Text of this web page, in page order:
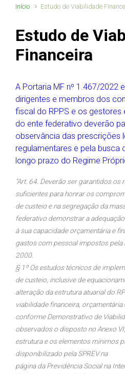
Início Estudo de Viabilidade
Estudo de
Financeira
A Portaria MF nº 1.467/2022
dirigentes e membros dos
fiscal do RPPS e os gestores
do ente federativo deverão
observância das prescrições
regulamentares e pela busca
longo prazo do Regime
“Art. 64. Deverão ser garantidos
suficientes para honrar os
de custeio e na segregação da
federativo demonstrar a
à sua capacidade orçamentária e
gastos com pessoal impostos pela
2000.
§ 1º Os estudos técnicos de
de custeio, inclusive de
alteração da estrutura atuarial do
viabilidade financeira,
conforme Demonstrativo de
observados o disposto no Anexo
estrutura e os elementos mínimos
disponibilizado pela SPREV na
página da Previdência Social na